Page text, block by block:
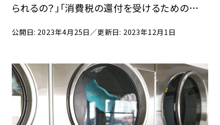
られるの？」「消費税の還付を受けるための条
必要で […]
公開日: 2023年4月25日／更新日: 2023年12月1日